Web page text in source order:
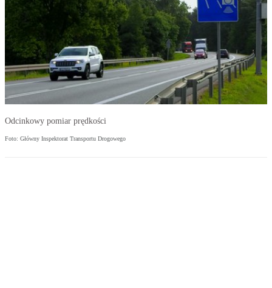
Odcinkowy pomiar prędkości
Foto: Główny Inspektorat Transportu Drogowego